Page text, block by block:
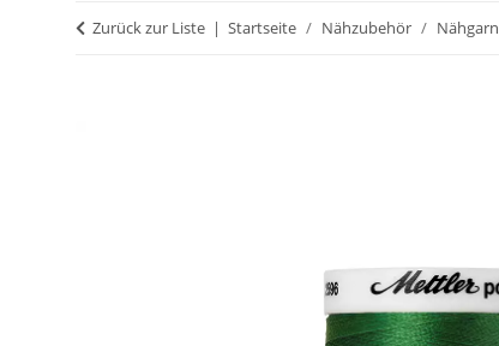
Zurück zur Liste Startseite Nähzubehör Nähgarn